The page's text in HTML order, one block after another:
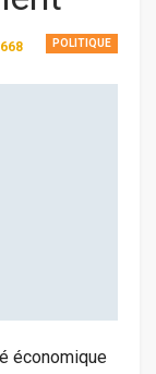
POLITIQUE
668
économique